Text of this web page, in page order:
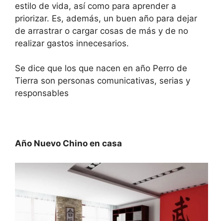
estilo de vida, así como para aprender a
priorizar. Es, además, un buen año para dejar
de arrastrar o cargar cosas de más y de no
realizar gastos innecesarios.
Se dice que los que nacen en año Perro de
Tierra son personas comunicativas, serias y
responsables
Año Nuevo Chino en casa